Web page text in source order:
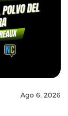
Ago 6, 2026